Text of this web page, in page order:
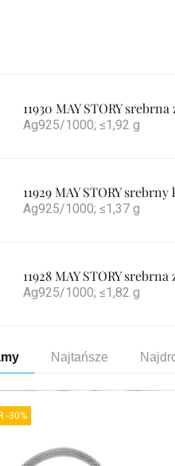
11930 MAY STORY
Ag925/1000; ≤1,92 g
11929 MAY STORY
Ag925/1000; ≤1,37 g
11928 MAY STORY
Ag925/1000; ≤1,82 g
Najtańsze
-30%